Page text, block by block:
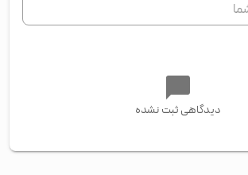
دیدگاهی ثبت نشده